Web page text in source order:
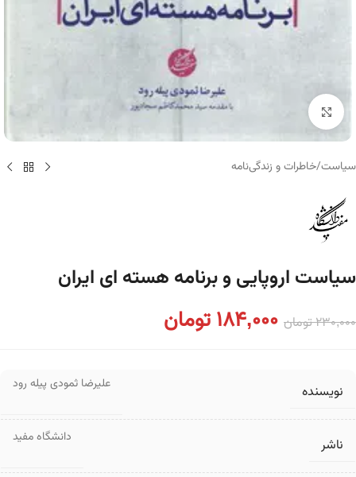
برای بزرگنمایی کلیک کنید
سیاست/خاطرات و زندگی‌نامه
سیاست اروپایی و برنامه هسته ای ایران
230,000تومان 184,000تومان
نویسنده علیرضا ثمودی پیله رود
ناشر دانشگاه مفید